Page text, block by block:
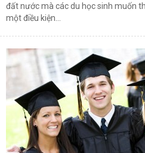
đất nước mà các du học sinh muốn
một điều kiện...